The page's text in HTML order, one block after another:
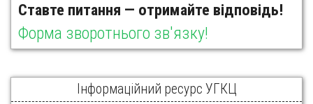
Ставте питання — отримайте відповідь!
Форма зворотнього зв'язку!
Інформаційний ресурс УГКЦ